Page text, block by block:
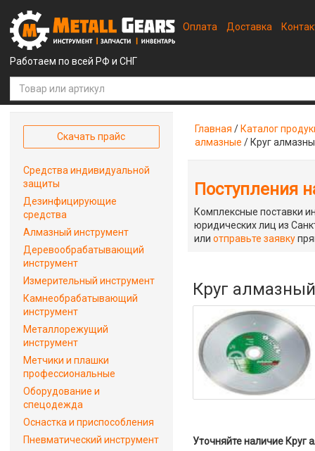
Работаем по всей РФ и СНГ
Оплата Доставка
Главная / Каталог
алмазные / Круг
Поступления
Комплексные поставки
юридических лиц из
илиотправьте заявку
Круг
Уточняйте наличие Круг
Скачать прайс
Средства индивидуальной
защиты
Дезинфицирующие
средства
Алмазный инструмент
Деревообрабатывающий
инструмент
Измерительный инструмент
Камнеобрабатывающий
инструмент
Металлорежущий
инструмент
Метчики и плашки
профессиональные
Оборудование и
спецодежда
Оснастка и приспособления
Пневматический инструмент